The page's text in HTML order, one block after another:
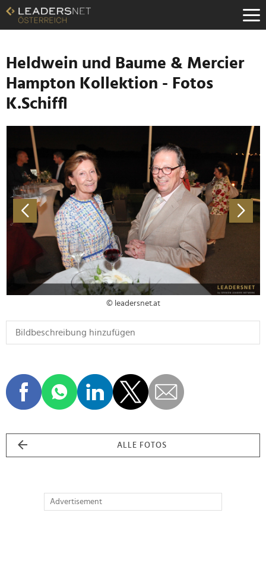
Zum
Inhalt
Zur
Navigation
Zur
Hauptnavigation
Heldwein und Baume & Mercier
Hampton Kollektion - Fotos
K.Schiffl
© leadersnet.at
ALLE FOTOS
Advertisement